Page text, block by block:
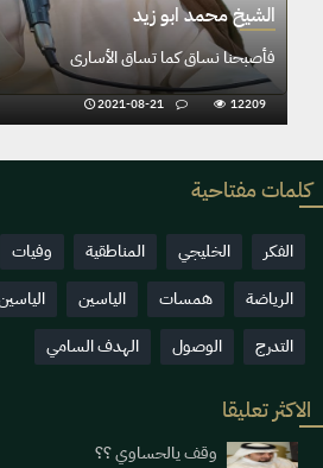
كلمات مفتاحية
الفكر الخليجي المناطقية وفيات
الرياضة
همسات الياسين
التدرج
الوصول الهدف السامي
الاكثر تعليقا
وقف يالحساوي ؟؟